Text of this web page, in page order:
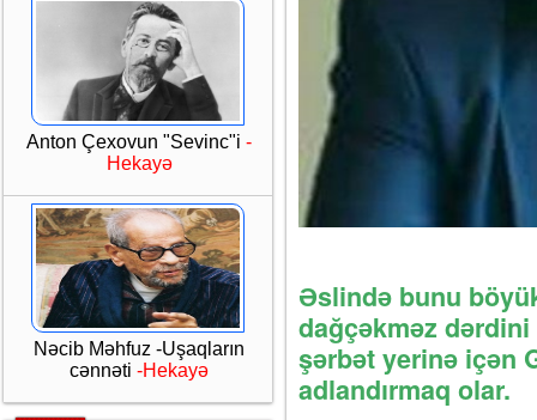
Anton Çexovun "Sevinc"i -
Hekayə
Nəcib Məhfuz -Uşaqların
cənnəti -Hekayə
Əslində bunu
dağçəkməz dərdini
şərbət yerinə içən
adlandırmaq olar.